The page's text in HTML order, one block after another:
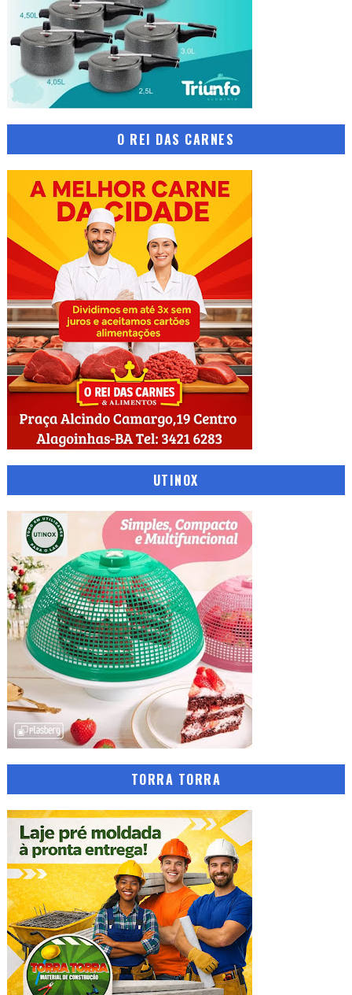
O REI DAS CARNES
UTINOX
TORRA TORRA